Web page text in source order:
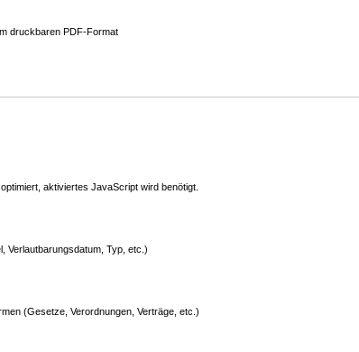
druckbaren PDF-Format
aktiviertes JavaScript wird benötigt.
Verlautbarungsdatum, Typ, etc.)
(Gesetze, Verordnungen, Verträge, etc.)